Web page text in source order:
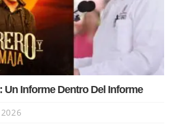
Un Informe Dentro Del Informe